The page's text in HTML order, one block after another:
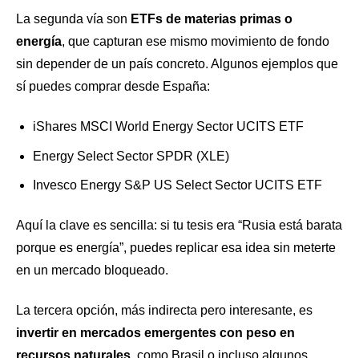
La segunda vía son ETFs de materias primas o
energía, que capturan ese mismo movimiento de fondo
sin depender de un país concreto. Algunos ejemplos que
sí puedes comprar desde España:
iShares MSCI World Energy Sector UCITS ETF
Energy Select Sector SPDR (XLE)
Invesco Energy S&P US Select Sector UCITS ETF
Aquí la clave es sencilla: si tu tesis era “Rusia está barata
porque es energía”, puedes replicar esa idea sin meterte
en un mercado bloqueado.
La tercera opción, más indirecta pero interesante, es
invertir en mercados emergentes con peso en
recursos naturales , como Brasil o incluso algunos